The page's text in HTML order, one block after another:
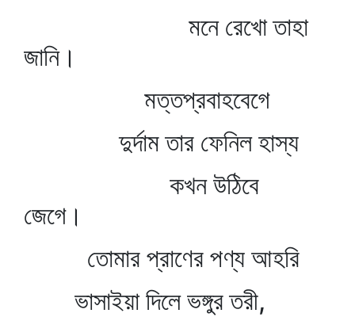
মনে রেখো তাহা
জানি।
মত্তপ্রবাহবেগে
দুর্দাম তার ফেনিল হাস্য
কখন উঠিবে
জেগে।
তোমার প্রাণের পণ্য আহরি
ভাসাইয়া দিলে ভঙ্গুর তরী,